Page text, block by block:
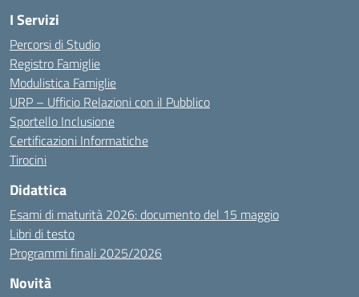
I Servizi
Percorsi di Studio
Registro Famiglie
Modulistica Famiglie
URP – Ufficio Relazioni con il Pubblico
Sportello Inclusione
Certificazioni Informatiche
Tirocini
Didattica
Esami di maturità 2026: documento del 15 maggio
Libri di testo
Programmi finali 2025/2026
Novità